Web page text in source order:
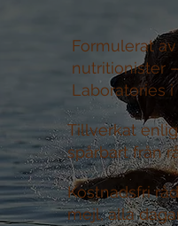
Formulerat
nutritionister
Laboratories i
Tillverkat
spårbart från
Kostnadsfri
mejl, alla